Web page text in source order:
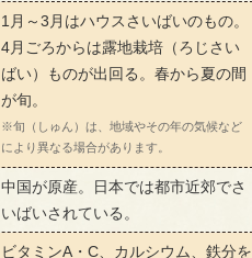
1月～3月はハウスさいばいのもの。
4月ごろからは露地栽培（ろじさい
ばい）ものが出回る。春から夏の間
が旬。
※旬（しゅん）は、地域やその年の気候など
により異なる場合があります。
中国が原産。日本では都市近郊でさ
いばいされている。
ビタミンA・C、カルシウム、鉄分を